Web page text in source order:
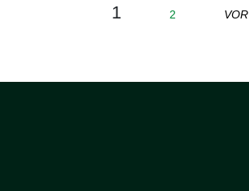
1 2 VOR